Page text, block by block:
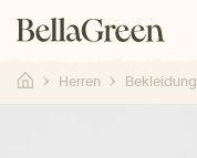
Herren Bekleidung